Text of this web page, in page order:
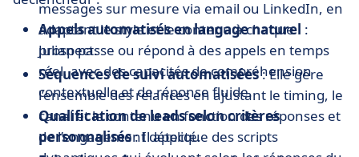
messages sur mesure via email ou LinkedIn, en
adaptant le style et le contenu à chaque
prospect.
Séquences de suivi automatisées: Elle gère
l’ensemble des relances en ajustant le timing, le
canal et le contenu en fonction des réponses et
de l’engagement détecté.
Appels automatisés en langage naturel :
Julian passe ou répond à des appels en temps
réel, avec des capacités de compréhension
contextuelle et de réponse fluide.
Qualification de leads selon critères
personnalisés: Il applique des scripts